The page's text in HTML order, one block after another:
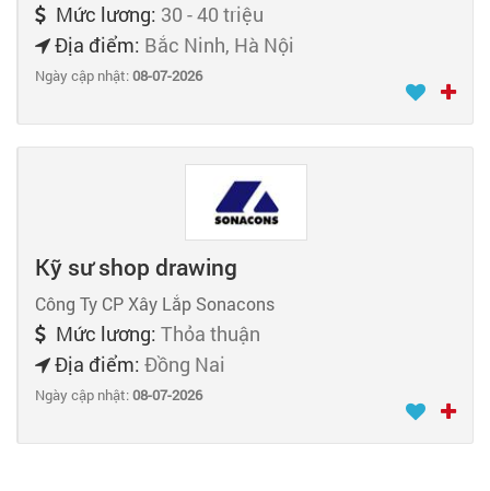
Mức lương: 30 - 40 triệu
Địa điểm: Bắc Ninh, Hà Nội
Ngày cập nhật:08-07-2026
Kỹ sư shop drawing
Công Ty CP Xây Lắp Sonacons
Mức lương: Thỏa thuận
Địa điểm: Đồng Nai
Ngày cập nhật:08-07-2026